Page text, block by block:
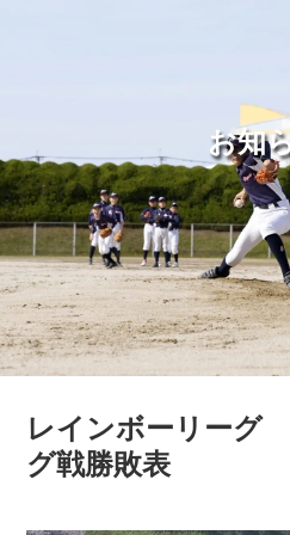
お知
レインボーリーグ
グ戦勝敗表